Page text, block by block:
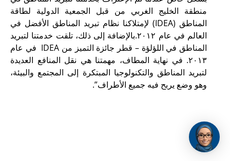
منطقة الخليج الغربي من قبل الجمعية الدولية لطاقة
المناطق (IDEA) لإمتلاكنا نظام تبريد المناطق الأفضل في
العالم في عام ٢٠١٢.بالإضافة إلى ذلك، تلقت خدمتنا لتبريد
المناطق في اللؤلؤة – قطر جائزة التميز من IDEA في عام
٢٠١٣. في نهاية المطاف، مهمتنا هي نقل المنافع العديدة
لتبريد المناطق والتكنولوجيا المبتكرة إلى المجتمع والبيئة،
وهو وضع يربح فيه جميع الأطراف”.